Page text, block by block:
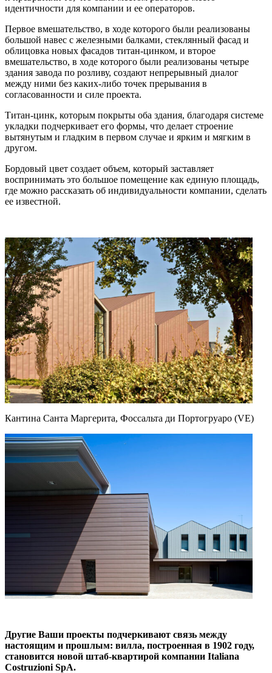
идентичности для компании и ее операторов.
Первое вмешательство, в ходе которого были реализованы
большой навес с железными балками, стеклянный фасад и
облицовка новых фасадов титан-цинком, и второе
вмешательство, в ходе которого были реализованы четыре
здания завода по розливу, создают непрерывный диалог
между ними без каких-либо точек прерывания в
согласованности и силе проекта.
Титан-цинк, которым покрыты оба здания, благодаря системе
укладки подчеркивает его формы, что делает строение
вытянутым и гладким в первом случае и ярким и мягким в
другом.
Бордовый цвет создает объем, который заставляет
воспринимать это большое помещение как единую площадь,
где можно рассказать об индивидуальности компании, сделать
ее известной.
Кантина Санта Маргерита, Фоссальта ди Портогруаро (VE)
Другие Ваши проекты подчеркивают связь между
настоящим и прошлым: вилла, построенная в 1902 году,
становится новой штаб-квартирой компании Italiana
Costruzioni SpA.